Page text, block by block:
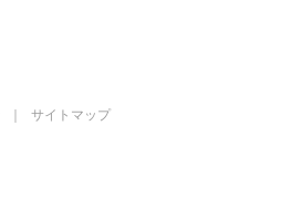
サイトマップ